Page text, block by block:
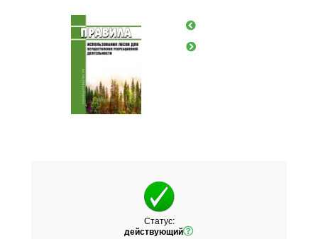
Статус:
действующий